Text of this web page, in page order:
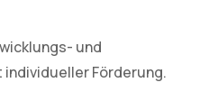
und
Förderung.